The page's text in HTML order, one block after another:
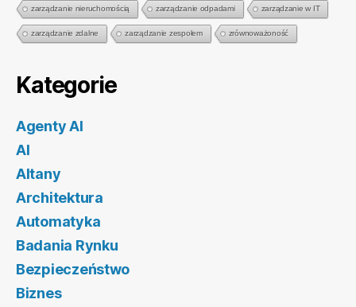
zarządzanie nieruchomością zarządzanie odpadami zarządzanie w IT
zarządzanie zdalne zarządzanie zespołem zrównoważoność
Kategorie
Agenty AI
AI
Altany
Architektura
Automatyka
Badania Rynku
Bezpieczeństwo
Biznes